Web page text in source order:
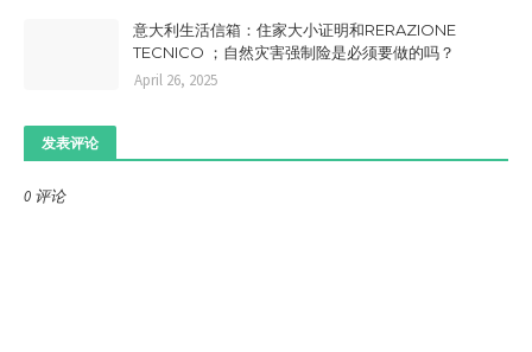
意大利生活信箱：住家大小证明和RERAZIONE
TECNICO ；自然灾害强制险是必须要做的吗？
April 26, 2025
发表评论
0 评论